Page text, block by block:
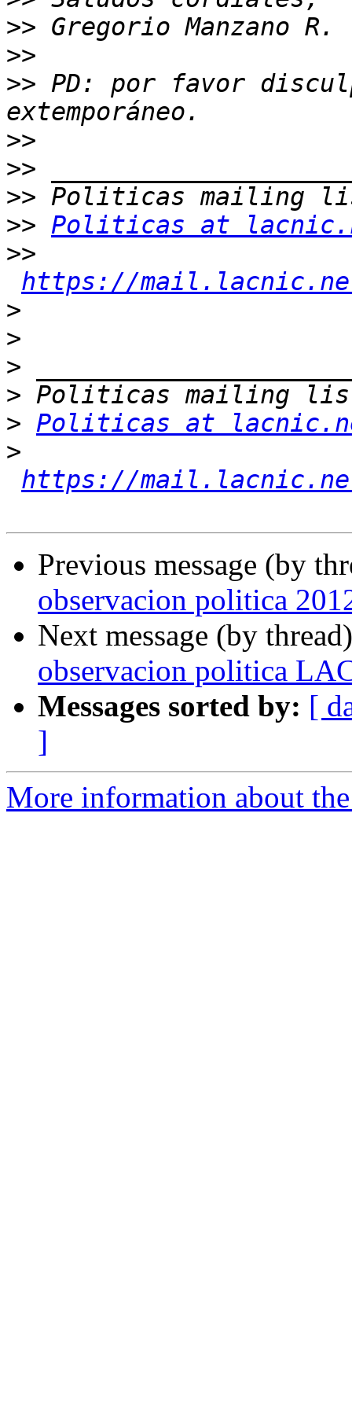
>>
>>
>> PD: por favor
>>
>>
>>
>> Politicas at
>>
https://
>
>
>
>
> Politicas at
>
https://
Previous message (by
observacion politica
Next message (by
observacion politica
Messages sorted by: [
]
More information about